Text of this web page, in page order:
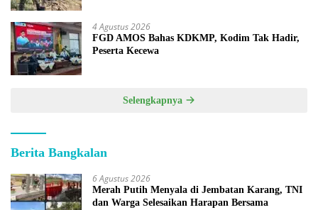
4 Agustus 2026
FGD AMOS Bahas KDKMP, Kodim Tak Hadir,
Peserta Kecewa
Selengkapnya
Berita Bangkalan
6 Agustus 2026
Merah Putih Menyala di Jembatan Karang, TNI
dan Warga Selesaikan Harapan Bersama